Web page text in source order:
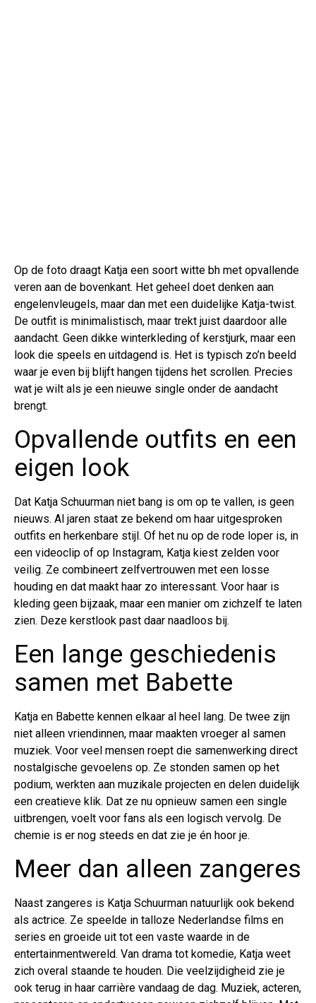
Op de foto draagt Katja een soort witte bh met opvallende
veren aan de bovenkant. Het geheel doet denken aan
engelenvleugels, maar dan met een duidelijke Katja-twist.
De outfit is minimalistisch, maar trekt juist daardoor alle
aandacht. Geen dikke winterkleding of kerstjurk, maar een
look die speels en uitdagend is. Het is typisch zo’n beeld
waar je even bij blijft hangen tijdens het scrollen. Precies
wat je wilt als je een nieuwe single onder de aandacht
brengt.
Opvallende outfits en een
eigen look
Dat Katja Schuurman niet bang is om op te vallen, is geen
nieuws. Al jaren staat ze bekend om haar uitgesproken
outfits en herkenbare stijl. Of het nu op de rode loper is, in
een videoclip of op Instagram, Katja kiest zelden voor
veilig. Ze combineert zelfvertrouwen met een losse
houding en dat maakt haar zo interessant. Voor haar is
kleding geen bijzaak, maar een manier om zichzelf te laten
zien. Deze kerstlook past daar naadloos bij.
Een lange geschiedenis
samen met Babette
Katja en Babette kennen elkaar al heel lang. De twee zijn
niet alleen vriendinnen, maar maakten vroeger al samen
muziek. Voor veel mensen roept die samenwerking direct
nostalgische gevoelens op. Ze stonden samen op het
podium, werkten aan muzikale projecten en delen duidelijk
een creatieve klik. Dat ze nu opnieuw samen een single
uitbrengen, voelt voor fans als een logisch vervolg. De
chemie is er nog steeds en dat zie je én hoor je.
Meer dan alleen zangeres
Naast zangeres is Katja Schuurman natuurlijk ook bekend
als actrice. Ze speelde in talloze Nederlandse films en
series en groeide uit tot een vaste waarde in de
entertainmentwereld. Van drama tot komedie, Katja weet
zich overal staande te houden. Die veelzijdigheid zie je
ook terug in haar carrière vandaag de dag. Muziek, acteren,